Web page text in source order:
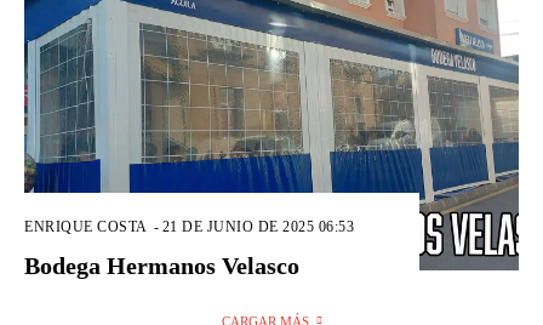
ENRIQUE COSTA - 21 DE JUNIO DE 2025 06:53
Bodega Hermanos Velasco
CARGAR MÁS